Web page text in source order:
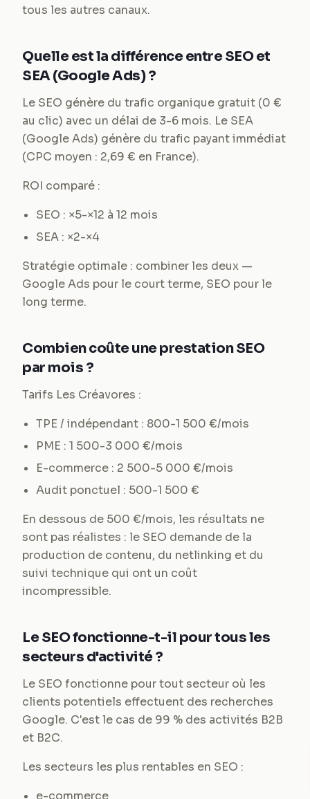
tous les autres canaux.
Quelle est la différence entre SEO et
SEA (Google Ads) ?
Le SEO génère du trafic organique gratuit (0 €
au clic) avec un délai de 3-6 mois. Le SEA
(Google Ads) génère du trafic payant immédiat
(CPC moyen : 2,69 € en France).
ROI comparé :
SEO : ×5-×12 à 12 mois
SEA : ×2-×4
Stratégie optimale : combiner les deux —
Google Ads pour le court terme, SEO pour le
long terme.
Combien coûte une prestation SEO
par mois ?
Tarifs Les Créavores :
TPE / indépendant : 800-1 500 €/mois
PME : 1 500-3 000 €/mois
E-commerce : 2 500-5 000 €/mois
Audit ponctuel : 500-1 500 €
En dessous de 500 €/mois, les résultats ne
sont pas réalistes : le SEO demande de la
production de contenu, du netlinking et du
suivi technique qui ont un coût
incompressible.
Le SEO fonctionne-t-il pour tous les
secteurs d'activité ?
Le SEO fonctionne pour tout secteur où les
clients potentiels effectuent des recherches
Google. C'est le cas de 99 % des activités B2B
et B2C.
Les secteurs les plus rentables en SEO :
e-commerce